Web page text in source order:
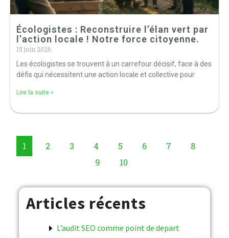
Écologistes : Reconstruire l’élan vert par
l’action locale ! Notre force citoyenne.
15 juin 2026
Les écologistes se trouvent à un carrefour décisif, face à des
défis qui nécessitent une action locale et collective pour
Lire la suite »
1 2 3 4 5 6 7
8
9
10
Articles récents
L’audit SEO comme point de depart